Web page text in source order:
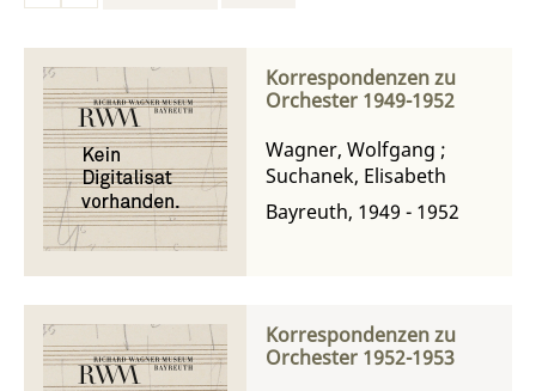
Korrespondenzen zu
Orchester 1949-1952
Wagner, Wolfgang ;
Suchanek, Elisabeth
Bayreuth, 1949 - 1952
Korrespondenzen zu
Orchester 1952-1953